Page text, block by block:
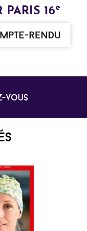
PARIS 16e
rendu
vous